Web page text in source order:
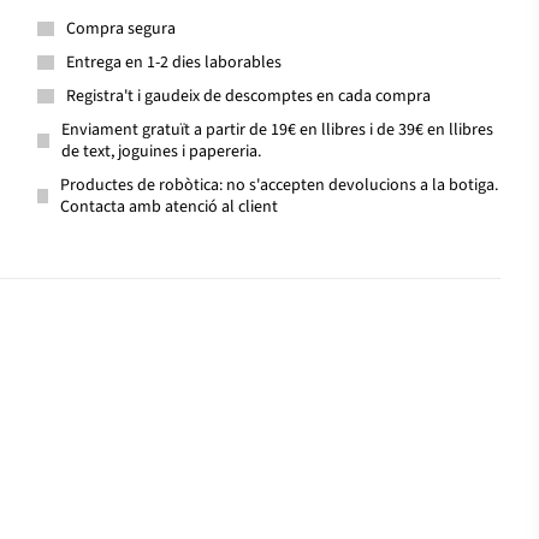
Compra segura
Entrega en 1-2 dies laborables
Registra't i gaudeix de descomptes en cada compra
Enviament gratuït a partir de 19€ en llibres i de 39€ en llibres
de text, joguines i papereria.
Productes de robòtica: no s'accepten devolucions a la botiga.
Contacta amb atenció al client